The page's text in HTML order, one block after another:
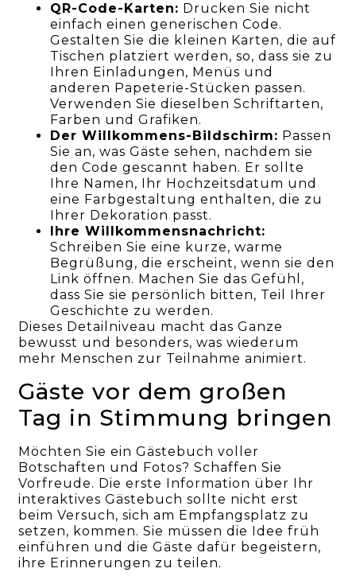
QR-Code-Karten: Drucken Sie nicht
einfach einen generischen Code.
Gestalten Sie die kleinen Karten, die auf
Tischen platziert werden, so, dass sie zu
Ihren Einladungen, Menüs und
anderen Papeterie-Stücken passen.
Verwenden Sie dieselben Schriftarten,
Farben und Grafiken.
Der Willkommens-Bildschirm: Passen
Sie an, was Gäste sehen, nachdem sie
den Code gescannt haben. Er sollte
Ihre Namen, Ihr Hochzeitsdatum und
eine Farbgestaltung enthalten, die zu
Ihrer Dekoration passt.
Ihre Willkommensnachricht:
Schreiben Sie eine kurze, warme
Begrüßung, die erscheint, wenn sie den
Link öffnen. Machen Sie das Gefühl,
dass Sie sie persönlich bitten, Teil Ihrer
Geschichte zu werden.
Dieses Detailniveau macht das Ganze
bewusst und besonders, was wiederum
mehr Menschen zur Teilnahme animiert.
Gäste vor dem großen
Tag in Stimmung bringen
Möchten Sie ein Gästebuch voller
Botschaften und Fotos? Schaffen Sie
Vorfreude. Die erste Information über Ihr
interaktives Gästebuch sollte nicht erst
beim Versuch, sich am Empfangsplatz zu
setzen, kommen. Sie müssen die Idee früh
einführen und die Gäste dafür begeistern,
ihre Erinnerungen zu teilen.